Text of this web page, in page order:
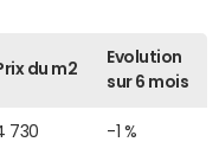
du m2
Evolution
sur 6 mois
730
-1 %